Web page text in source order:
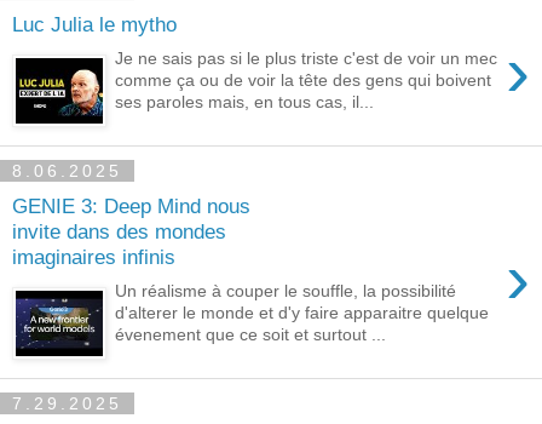
Luc Julia le mytho
›
Je ne sais pas si le plus triste c'est de voir un mec
comme ça ou de voir la tête des gens qui boivent
ses paroles mais, en tous cas, il...
8.06.2025
GENIE 3: Deep Mind nous
invite dans des mondes
imaginaires infinis
›
Un réalisme à couper le souffle, la possibilité
d'alterer le monde et d'y faire apparaitre quelque
évenement que ce soit et surtout ...
7.29.2025